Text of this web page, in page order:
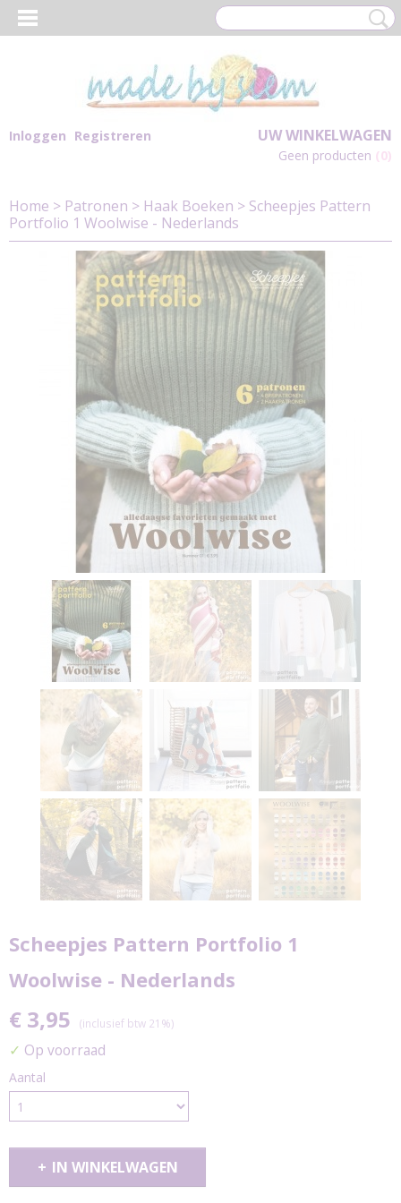
Inloggen Registreren UW WINKELWAGEN
Geen producten (0)
Home > Patronen > Haak Boeken > Scheepjes Pattern
Portfolio 1 Woolwise - Nederlands
Scheepjes Pattern Portfolio 1
Woolwise - Nederlands
€ 3,95 (inclusief btw 21%)
✓ Op voorraad
Aantal
IN WINKELWAGEN